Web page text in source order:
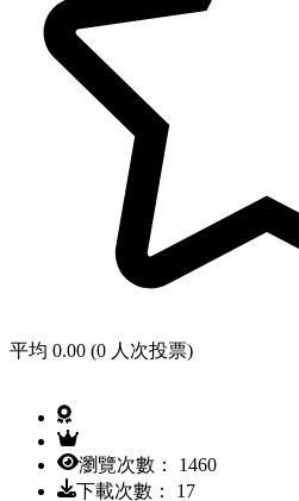
平均 0.00 (0 人次投票)
瀏覽次數： 1460
下載次數： 17